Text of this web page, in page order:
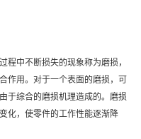
中不断损失的现象称为磨损，
作用。对于一个表面的磨损，可
于综合的磨损机理造成的。磨损
化，使零件的工作性能逐渐降